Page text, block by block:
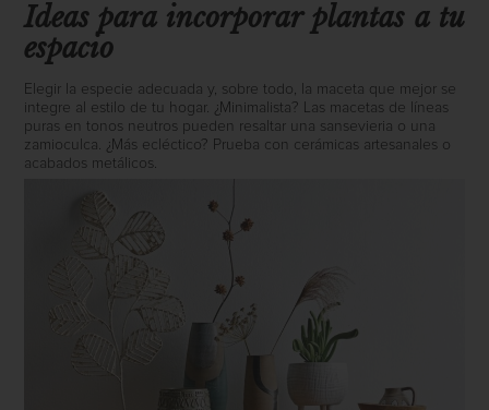
Ideas para incorporar plantas a tu
espacio
Elegir la especie adecuada y, sobre todo, la maceta que mejor se
integre al estilo de tu hogar. ¿Minimalista? Las macetas de líneas
puras en tonos neutros pueden resaltar una sansevieria o una
zamioculca. ¿Más ecléctico? Prueba con cerámicas artesanales o
acabados metálicos.